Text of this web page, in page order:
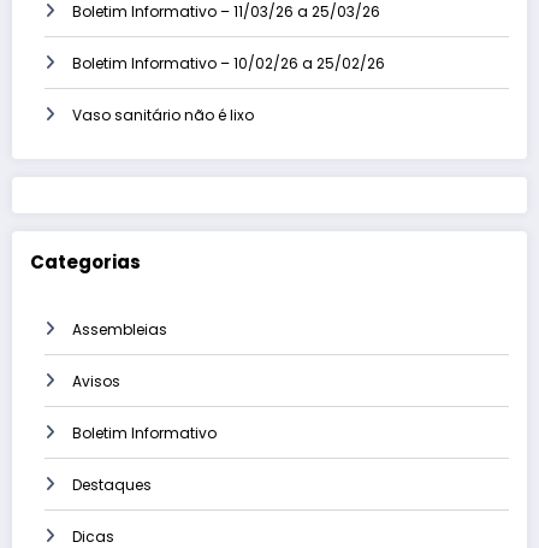
Boletim Informativo – 11/03/26 a 25/03/26
Boletim Informativo – 10/02/26 a 25/02/26
Vaso sanitário não é lixo
Categorias
Assembleias
Avisos
Boletim Informativo
Destaques
Dicas